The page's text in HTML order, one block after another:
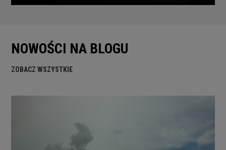
NOWOŚCI NA BLOGU
ZOBACZ WSZYSTKIE